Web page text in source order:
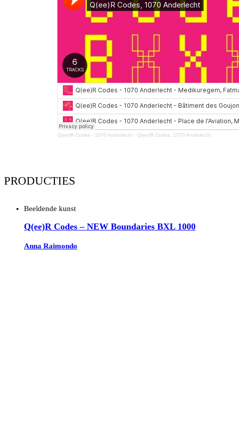
Q(ee)R Codes - 1070 Anderlecht ·Q(ee)R Codes, 1070 Anderlecht
PRODUCTIES
Beeldende kunst
Q(ee)R Codes – NEW Boundaries BXL 1000
Anna Raimondo